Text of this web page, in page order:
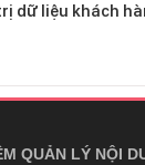
dữ liệu khách
QUẢN LÝ NỘI